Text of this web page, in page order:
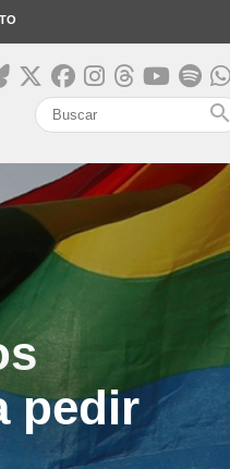
search
pedir